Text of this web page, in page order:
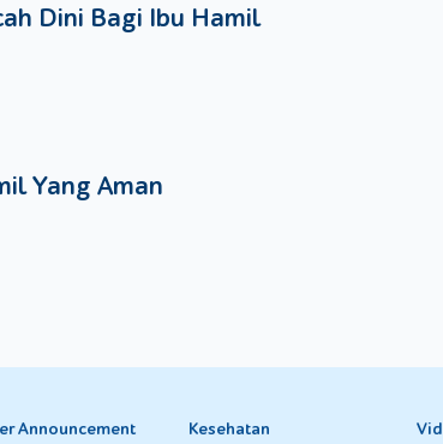
Dini Bagi Ibu Hamil
Yang Aman
Announcement
Kesehatan